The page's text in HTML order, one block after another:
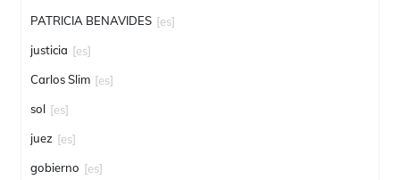
PATRICIA BENAVIDES [es]
justicia [es]
Carlos Slim [es]
sol [es]
juez [es]
gobierno [es]